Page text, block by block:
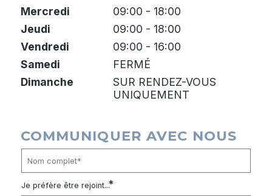
Mercredi
09:00 - 18:00
Jeudi
09:00 - 18:00
Vendredi
09:00 - 16:00
Samedi
FERMÉ
Dimanche
SUR RENDEZ-VOUS
UNIQUEMENT
COMMUNIQUER AVEC NOUS
Je préfère être rejoint...*